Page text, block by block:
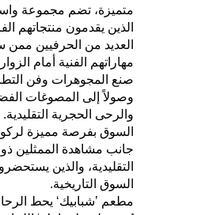
متميزة، تضم مجموعة
الذين يقدمون منتجاتهم
العديد من الحرفيين
مهاراتهم الفنية أمام
صنع المجوهرات وفن
وصولاً إلى المصوغات
والرحى الحجرية
السوق بفرصة مميزة
جانب مشاهدة الممثلين
التقليدية، والذين
السوق التاريخية.
مطعم ’شبابيك‘ يحط